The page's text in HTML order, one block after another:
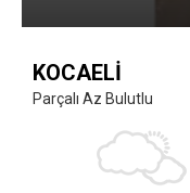
KOCAELI
Parçalı Az Bulutlu